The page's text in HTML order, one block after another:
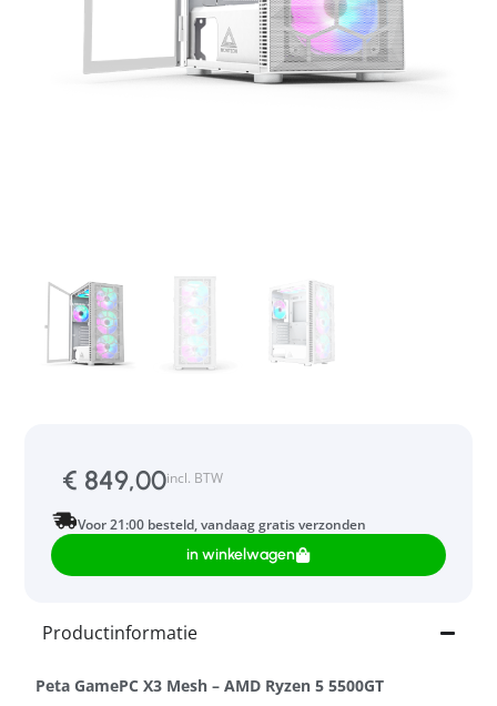
€ 849,00incl. BTW
Voor 21:00 besteld, vandaag gratis verzonden
in winkelwagen
Productinformatie
Peta GamePC X3 Mesh – AMD Ryzen 5 5500GT